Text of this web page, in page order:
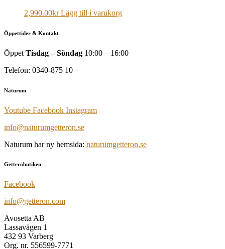
2,990.00kr Lägg till i varukorg
Öppettider & Kontakt
Öppet Tisdag – Söndag 10:00 – 16:00
Telefon: 0340-875 10
Naturum
Youtube Facebook Instagram
info@naturumgetteron.se
Naturum har ny hemsida: naturumgetteron.se
Getteröbutiken
Facebook
info@getteron.com
Avosetta AB
Lassavägen 1
432 93 Varberg
Org. nr. 556599-7771